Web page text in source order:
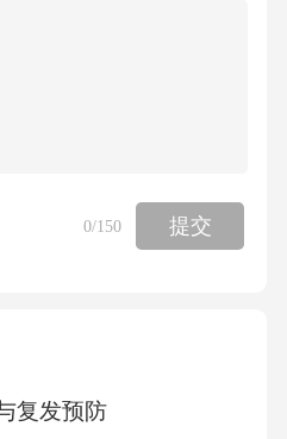
授专题党课XX场次，覆
党日、青年理论学习小
青年理论学习小组学习
0/150 提交
复发预防